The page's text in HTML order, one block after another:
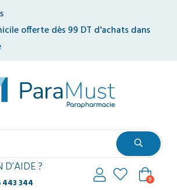
offerte dès 99 DT d'achats dans
D’AIDE ?
443 344 0